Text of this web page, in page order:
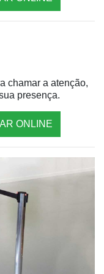
chamar a atenção,
presença.
ONLINE